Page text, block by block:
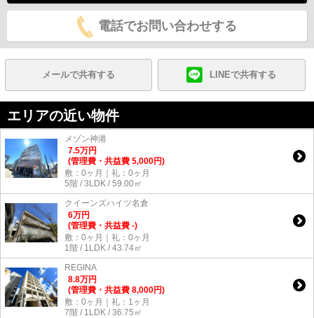
電話でお問い合わせする
メールで共有する LINEで共有する
エリアの近い物件
メゾン神港
7.5万円
(管理費・共益費 5,000円)
敷：0ヶ月｜礼：0ヶ月
5階 / 3LDK / 59.00㎡
クイーンズハイツ名倉
6万円
(管理費・共益費 -)
敷：0ヶ月｜礼：0ヶ月
1階 / 1LDK / 43.74㎡
REGINA
8.8万円
(管理費・共益費 8,000円)
敷：0ヶ月｜礼：1ヶ月
7階 / 1LDK / 36.75㎡